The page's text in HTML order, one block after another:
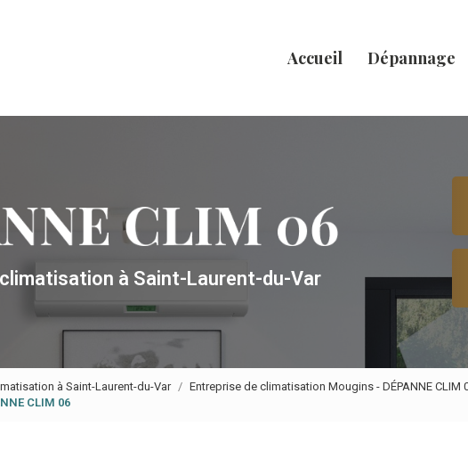
Accueil Dépannage
à Saint-Laurent-du-Var
à Saint-Laurent-du-Var
Entreprise de climatisation Mougins - DÉPANNE CLIM
CLIM 06